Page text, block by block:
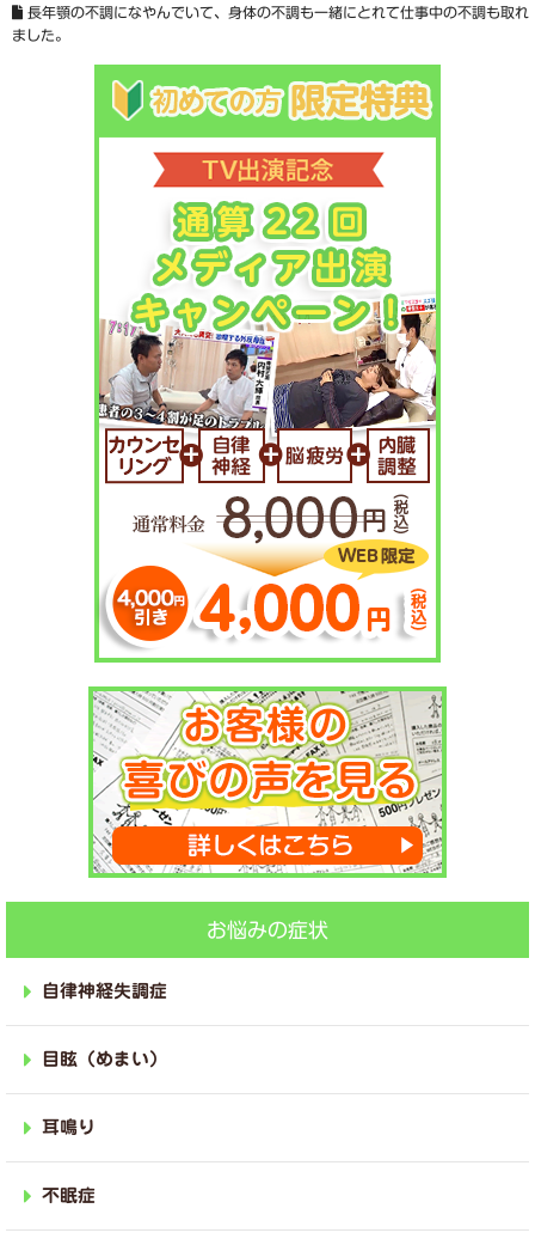
長年顎の不調になやんでいて、身体の不調も一緒にとれて仕事中の不調も取れ
ました。
お悩みの症状
自律神経失調症
目眩（めまい）
耳鳴り
不眠症